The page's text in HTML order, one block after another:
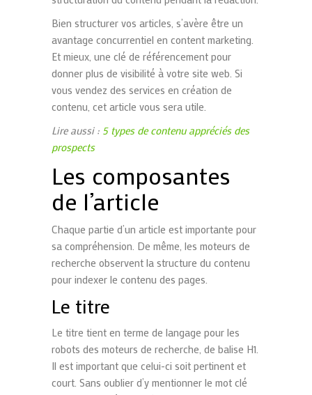
Bien structurer vos articles, s’avère être un
avantage concurrentiel en content marketing.
Et mieux, une clé de référencement pour
donner plus de visibilité à votre site web. Si
vous vendez des services en création de
contenu, cet article vous sera utile.
Lire aussi : 5 types de contenu appréciés des
prospects
Les composantes
de l’article
Chaque partie d’un article est importante pour
sa compréhension. De même, les moteurs de
recherche observent la structure du contenu
pour indexer le contenu des pages.
Le titre
Le titre tient en terme de langage pour les
robots des moteurs de recherche, de balise H1.
Il est important que celui-ci soit pertinent et
court. Sans oublier d’y mentionner le mot clé